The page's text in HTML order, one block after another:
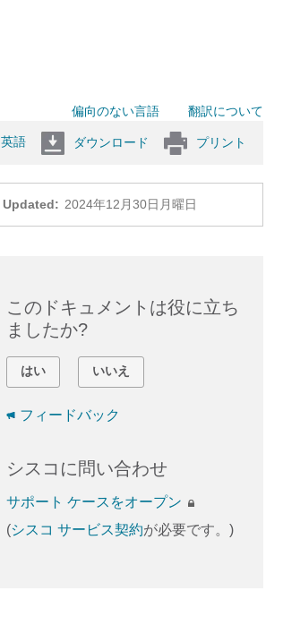
偏向のない言語 翻訳について
英語 ダウンロード プリント
Updated: 2024年12月30日月曜日
このドキュメントは役に立ち
ましたか?
はい いいえ
フィードバック
シスコに問い合わせ
サポート ケースをオープン
(シスコ サービス契約が必要です。)